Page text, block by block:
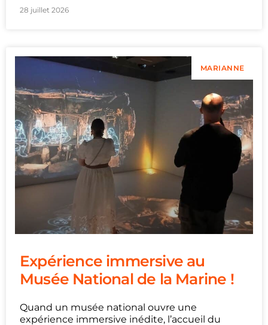
28 juillet 2026
MARIANNE
Expérience immersive au
Musée National de la Marine !
Quand un musée national ouvre une
expérience immersive inédite, l’accueil du